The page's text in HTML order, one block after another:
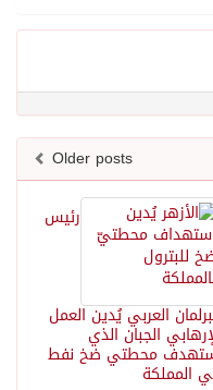
Older posts
رئيس
العربي يُدين العمل
الجبان الذي
محطتي ضخ نفط
المملكة